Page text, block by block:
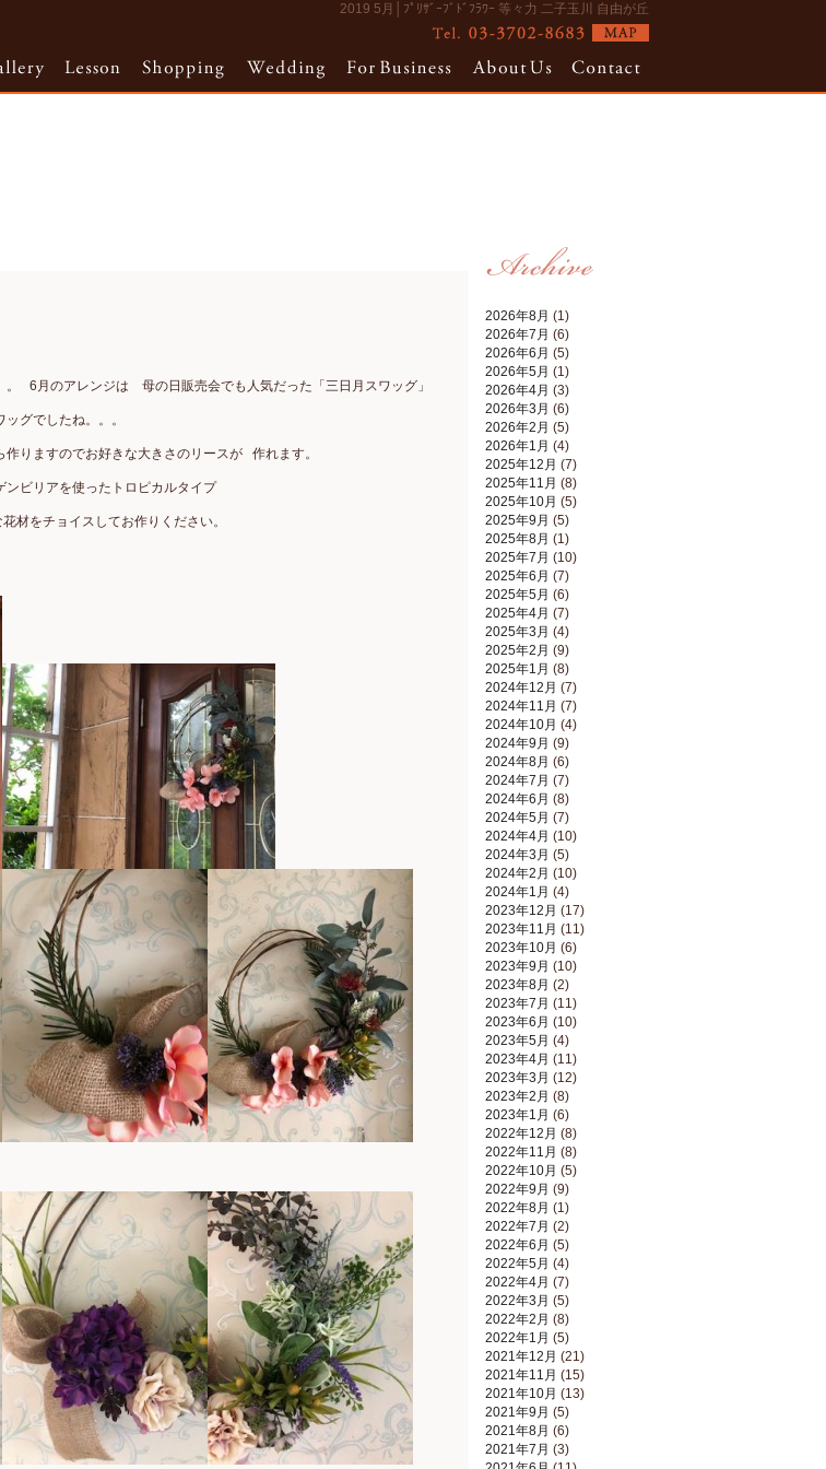
2019 5月│ﾌﾟﾘｻﾞｰﾌﾞﾄﾞﾌﾗﾜｰ 等々力 二子玉川 自由が丘
2026年8月 (1)
2026年7月 (6)
2026年6月 (5)
2026年5月 (1)
2026年4月 (3)
2026年3月 (6)
2026年2月 (5)
2026年1月 (4)
2025年12月 (7)
2025年11月 (8)
2025年10月 (5)
2025年9月 (5)
2025年8月 (1)
2025年7月 (10)
2025年6月 (7)
2025年5月 (6)
2025年4月 (7)
2025年3月 (4)
2025年2月 (9)
2025年1月 (8)
2024年12月 (7)
2024年11月 (7)
2024年10月 (4)
2024年9月 (9)
2024年8月 (6)
2024年7月 (7)
2024年6月 (8)
2024年5月 (7)
2024年4月 (10)
2024年3月 (5)
2024年2月 (10)
2024年1月 (4)
2023年12月 (17)
2023年11月 (11)
2023年10月 (6)
2023年9月 (10)
2023年8月 (2)
2023年7月 (11)
2023年6月 (10)
2023年5月 (4)
2023年4月 (11)
2023年3月 (12)
2023年2月 (8)
2023年1月 (6)
2022年12月 (8)
2022年11月 (8)
2022年10月 (5)
2022年9月 (9)
2022年8月 (1)
2022年7月 (2)
2022年6月 (5)
2022年5月 (4)
2022年4月 (7)
2022年3月 (5)
2022年2月 (8)
2022年1月 (5)
2021年12月 (21)
2021年11月 (15)
2021年10月 (13)
2021年9月 (5)
2021年8月 (6)
2021年7月 (3)
。 6月のアレンジは 母の日販売会でも人気だった「三日月スワッグ」
グでしたね。。。
りますのでお好きな大きさのリースが 作れます。
ビリアを使ったトロピカルタイプ
をチョイスしてお作りください。